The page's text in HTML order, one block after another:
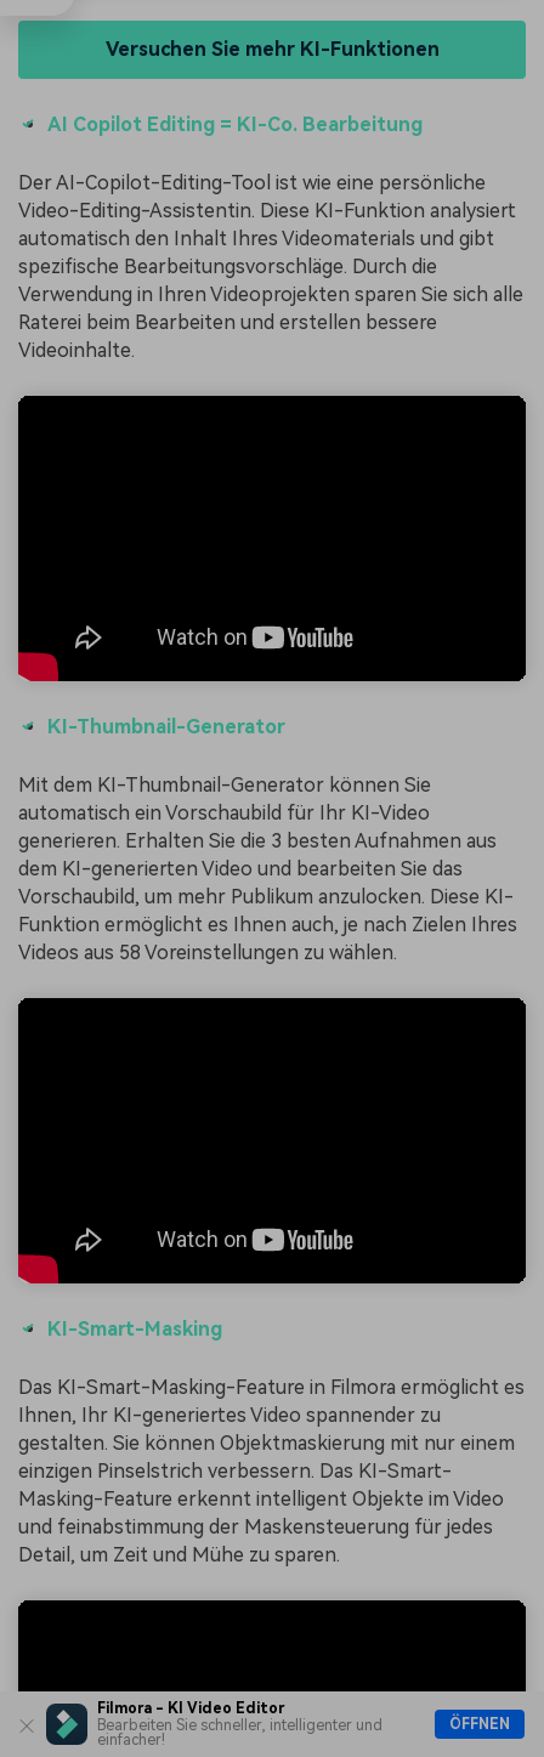
Filmora - KI Video Editor
Bearbeiten Sie schneller, intelligenter und
einfacher!
ÖFFNEN
Versuchen Sie mehr KI-Funktionen
AI Copilot Editing = KI-Co. Bearbeitung
Der AI-Copilot-Editing-Tool ist wie eine persönliche
Video-Editing-Assistentin. Diese KI-Funktion analysiert
automatisch den Inhalt Ihres Videomaterials und gibt
spezifische Bearbeitungsvorschläge. Durch die
Verwendung in Ihren Videoprojekten sparen Sie sich alle
Raterei beim Bearbeiten und erstellen bessere
Videoinhalte.
KI-Thumbnail-Generator
Mit dem KI-Thumbnail-Generator können Sie
automatisch ein Vorschaubild für Ihr KI-Video
generieren. Erhalten Sie die 3 besten Aufnahmen aus
dem KI-generierten Video und bearbeiten Sie das
Vorschaubild, um mehr Publikum anzulocken. Diese KI-
Funktion ermöglicht es Ihnen auch, je nach Zielen Ihres
Videos aus 58 Voreinstellungen zu wählen.
KI-Smart-Masking
Das KI-Smart-Masking-Feature in Filmora ermöglicht es
Ihnen, Ihr KI-generiertes Video spannender zu
gestalten. Sie können Objektmaskierung mit nur einem
einzigen Pinselstrich verbessern. Das KI-Smart-
Masking-Feature erkennt intelligent Objekte im Video
und feinabstimmung der Maskensteuerung für jedes
Detail, um Zeit und Mühe zu sparen.